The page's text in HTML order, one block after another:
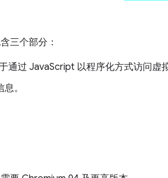
三个部分：
通过 JavaScript 以程序化方式访问虚
。